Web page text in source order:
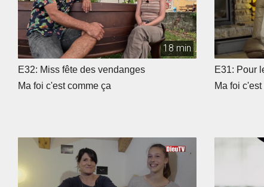
18 min
E32: Miss fête des vendanges
Ma foi c'est comme ça
E31: Pour
Ma foi